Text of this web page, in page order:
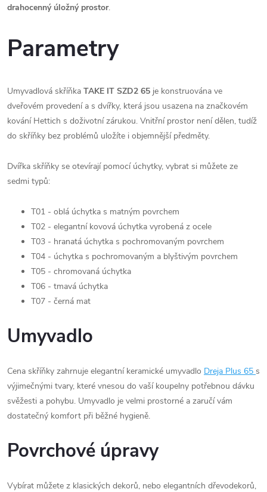
drahocenný úložný prostor.
Parametry
Umyvadlová skříňka TAKE IT SZD2 65 je konstruována ve
dveřovém provedení a s dvířky, která jsou usazena na značkovém
kování Hettich s doživotní zárukou. Vnitřní prostor není dělen, tudíž
do skříňky bez problémů uložíte i objemnější předměty.
Dvířka skříňky se otevírají pomocí úchytky, vybrat si můžete ze
sedmi typů:
T01 - oblá úchytka s matným povrchem
T02 - elegantní kovová úchytka vyrobená z ocele
T03 - hranatá úchytka s pochromovaným povrchem
T04 - úchytka s pochromovaným a blyštivým povrchem
T05 - chromovaná úchytka
T06 - tmavá úchytka
T07 - černá mat
Umyvadlo
Cena skříňky zahrnuje elegantní keramické umyvadlo Dreja Plus 65 s
výjimečnými tvary, které vnesou do vaší koupelny potřebnou dávku
svěžesti a pohybu. Umyvadlo je velmi prostorné a zaručí vám
dostatečný komfort při běžné hygieně.
Povrchové úpravy
Vybírat můžete z klasických dekorů, nebo elegantních dřevodekorů,